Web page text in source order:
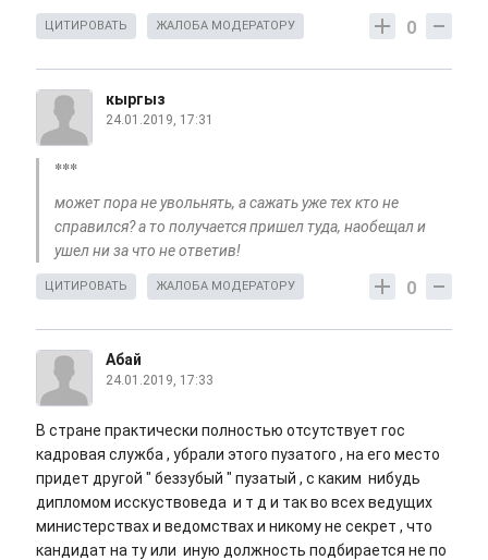
0
ЦИТИРОВАТЬ ЖАЛОБА МОДЕРАТОРУ
кыргыз
24.01.2019, 17:31
***
может пора не увольнять, а сажать уже тех кто не
справился? а то получается пришел туда, наобещал и
ушел ни за что не ответив!
0
ЦИТИРОВАТЬ ЖАЛОБА МОДЕРАТОРУ
Абай
24.01.2019, 17:33
В стране практически полностью отсутствует гос
кадровая служба , убрали этого пузатого , на его место
придет другой " беззубый " пузатый , с каким нибудь
дипломом исскуствоведа и т д и так во всех ведущих
министерствах и ведомствах и никому не секрет , что
кандидат на ту или иную должность подбирается не по